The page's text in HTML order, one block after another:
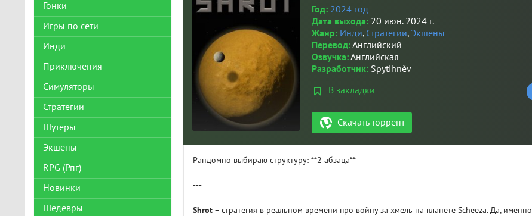
Год: 2024 год
Дата выхода:20 июн. 2024 г.
Жанр: Инди, Стратегии, Экшены
Перевод:Английский
Озвучка:Английская
Разработчик:Spytihněv
В закладки
Скачать торрент
Рандомно выбираю структуру: **2 абзаца**
---
Shrot– стратегия в реальном времени про войну за хмель на планете Scheeza. Да,
Гонки
Игры по сети
Инди
Приключения
Симуляторы
Стратегии
Шутеры
Экшены
RPG (Рпг)
Новинки
Шедевры